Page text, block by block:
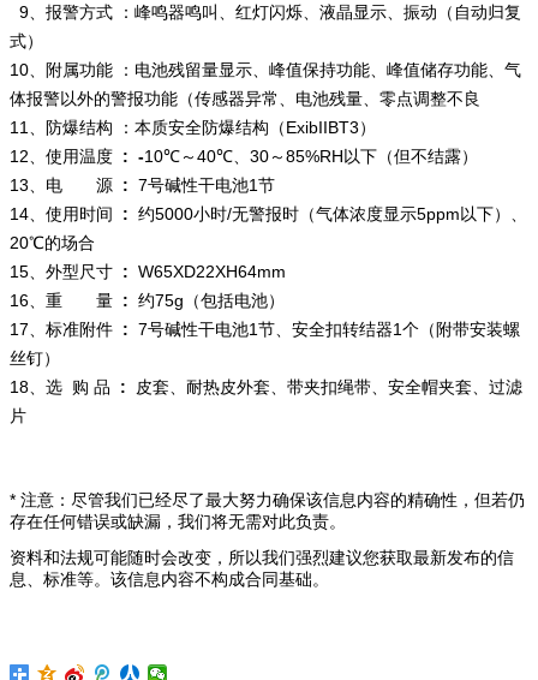
9、报警方式 ：峰鸣器鸣叫、红灯闪烁、液晶显示、振动（自动归复
式）
10、附属功能 ：电池残留量显示、峰值保持功能、峰值储存功能、气
体报警以外的警报功能（传感器异常、电池残量、零点调整不良
11、防爆结构 ：本质安全防爆结构（ExibIIBT3）
12、使用温度 : -10℃～40℃、30～85%RH以下（但不结露）
13、电 源 : 7号碱性干电池1节
14、使用时间 : 约5000小时/无警报时（气体浓度显示5ppm以下）、
20℃的场合
15、外型尺寸 : W65XD22XH64mm
16、重 量 : 约75g（包括电池）
17、标准附件 : 7号碱性干电池1节、安全扣转结器1个（附带安装螺
丝钉）
18、选 购 品 :
皮套、耐热皮外套、带夹扣绳带、安全帽夹套、过滤
片
* 注意：尽管我们已经尽了最大努力确保该信息内容的精确性，但若仍
存在任何错误或缺漏，我们将无需对此负责。
资料和法规可能随时会改变，所以我们强烈建议您获取最新发布的信
息、标准等。该信息内容不构成合同基础。